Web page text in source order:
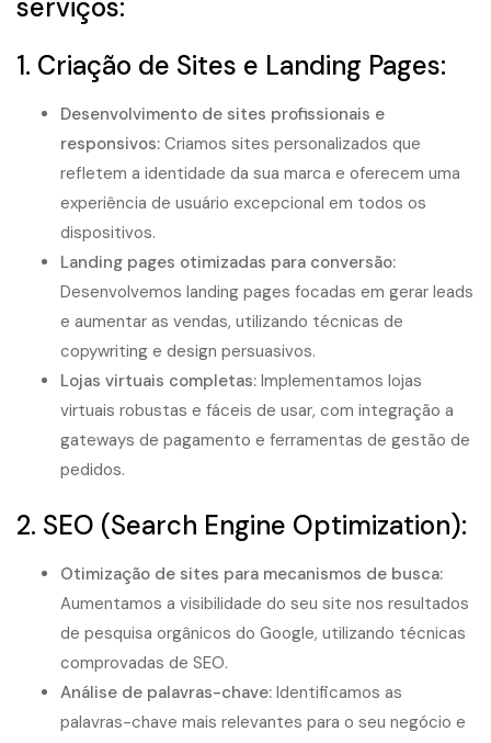
serviços:
1. Criação de Sites e Landing Pages:
Desenvolvimento de sites profissionais e
responsivos: Criamos sites personalizados que
refletem a identidade da sua marca e oferecem uma
experiência de usuário excepcional em todos os
dispositivos.
Landing pages otimizadas para conversão:
Desenvolvemos landing pages focadas em gerar leads
e aumentar as vendas, utilizando técnicas de
copywriting e design persuasivos.
Lojas virtuais completas: Implementamos lojas
virtuais robustas e fáceis de usar, com integração a
gateways de pagamento e ferramentas de gestão de
pedidos.
2. SEO (Search Engine Optimization):
Otimização de sites para mecanismos de busca:
Aumentamos a visibilidade do seu site nos resultados
de pesquisa orgânicos do Google, utilizando técnicas
comprovadas de SEO.
Análise de palavras-chave: Identificamos as
palavras-chave mais relevantes para o seu negócio e